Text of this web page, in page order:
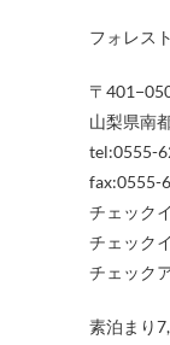
フォレス
〒
山梨県南
tel:0555-
fax:0555-
チェック
チェック
チェック
素泊まり